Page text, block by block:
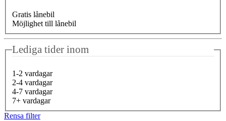
Gratis lånebil
Möjlighet till lånebil
Lediga tider inom
1-2 vardagar
2-4 vardagar
4-7 vardagar
7+ vardagar
Rensa filter